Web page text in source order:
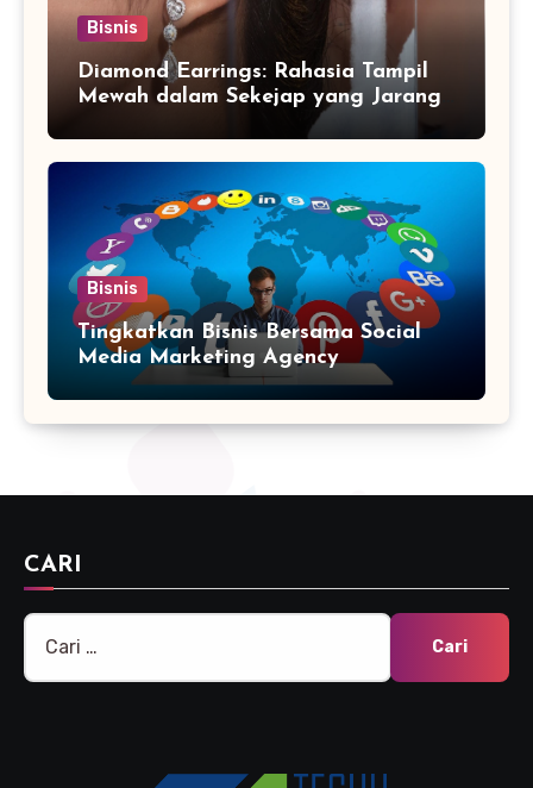
Bisnis
Diamond Earrings: Rahasia Tampil
Mewah dalam Sekejap yang Jarang
Bisnis
Tingkatkan Bisnis Bersama Social
Media Marketing Agency
CARI
Cari